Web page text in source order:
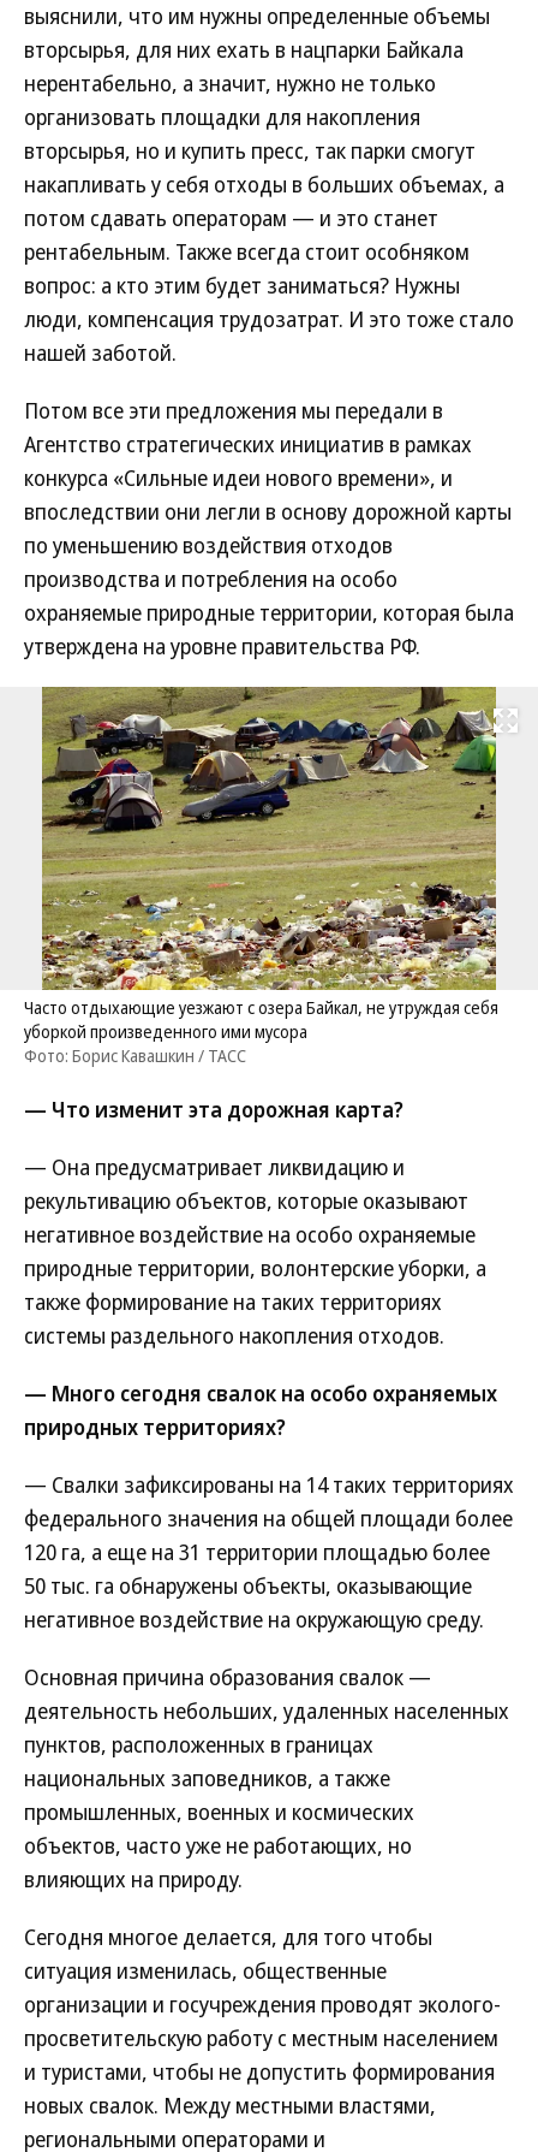
выяснили, что им нужны определенные объемы
вторсырья, для них ехать в нацпарки Байкала
нерентабельно, а значит, нужно не только
организовать площадки для накопления
вторсырья, но и купить пресс, так парки смогут
накапливать у себя отходы в больших объемах, а
потом сдавать операторам — и это станет
рентабельным. Также всегда стоит особняком
вопрос: а кто этим будет заниматься? Нужны
люди, компенсация трудозатрат. И это тоже стало
нашей заботой.
Потом все эти предложения мы передали в
Агентство стратегических инициатив в рамках
конкурса «Сильные идеи нового времени», и
впоследствии они легли в основу дорожной карты
по уменьшению воздействия отходов
производства и потребления на особо
охраняемые природные территории, которая была
утверждена на уровне правительства РФ.
Развернуть
Часто отдыхающие уезжают с озера Байкал, не утруждая себя
уборкой произведенного ими мусора
Фото: Борис Кавашкин / ТАСС
— Что изменит эта дорожная карта?
— Она предусматривает ликвидацию и
рекультивацию объектов, которые оказывают
негативное воздействие на особо охраняемые
природные территории, волонтерские уборки, а
также формирование на таких территориях
системы раздельного накопления отходов.
— Много сегодня свалок на особо охраняемых
природных территориях?
— Свалки зафиксированы на 14 таких территориях
федерального значения на общей площади более
120 га, а еще на 31 территории площадью более
50 тыс. га обнаружены объекты, оказывающие
негативное воздействие на окружающую среду.
Основная причина образования свалок —
деятельность небольших, удаленных населенных
пунктов, расположенных в границах
национальных заповедников, а также
промышленных, военных и космических
объектов, часто уже не работающих, но
влияющих на природу.
Сегодня многое делается, для того чтобы
ситуация изменилась, общественные
организации и госучреждения проводят эколого-
просветительскую работу с местным населением
и туристами, чтобы не допустить формирования
новых свалок. Между местными властями,
региональными операторами и